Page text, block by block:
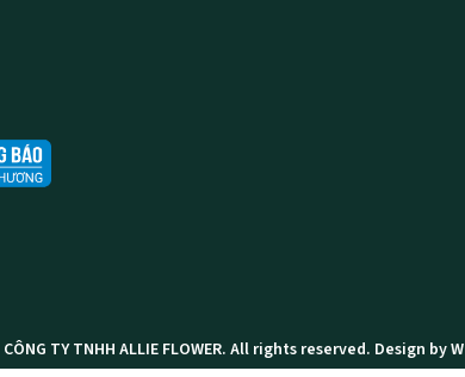
CÔNG TY TNHH ALLIE FLOWER. All rights reserved. Design by